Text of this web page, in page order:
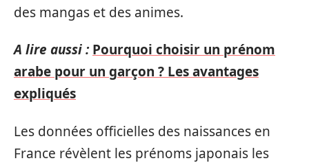
des mangas et des animes.
A lire aussi : Pourquoi choisir un prénom
arabe pour un garçon ? Les avantages
expliqués
Les données officielles des naissances en
France révèlent les prénoms japonais les